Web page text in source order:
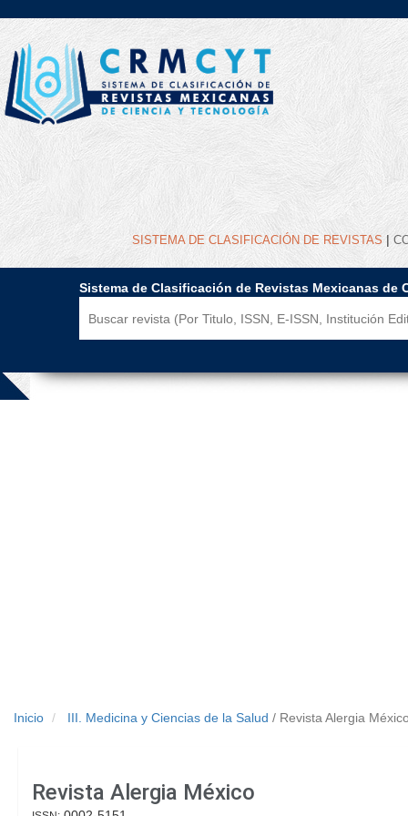
SISTEMA DE CLASIFICACIÓN DE REVISTAS |
Sistema de Clasificación de Revistas Mexicanas de
Inicio III. Medicina y Ciencias de la Salud / Revista Alergia
Revista Alergia México